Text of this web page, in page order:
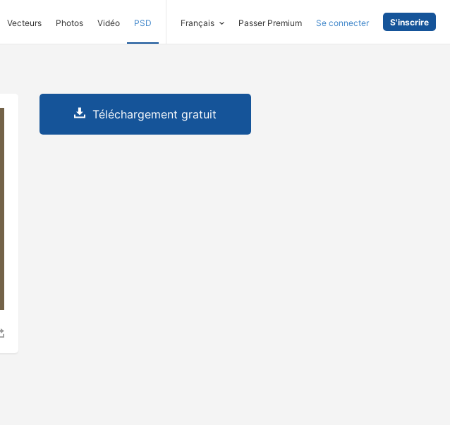
Vecteurs Photos Vidéo PSD Français Passer Premium Se connecter S'inscrire
Téléchargement gratuit